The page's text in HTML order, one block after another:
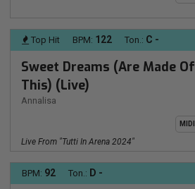
Top Hit BPM: 122 Ton.: C -
Sweet Dreams (Are Made Of
This) (Live)
Annalisa
MIDI
Live From "Tutti In Arena 2024"
BPM: 92 Ton.: D -